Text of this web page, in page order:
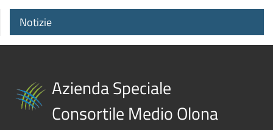
Notizie
Azienda Speciale
Consortile Medio Olona